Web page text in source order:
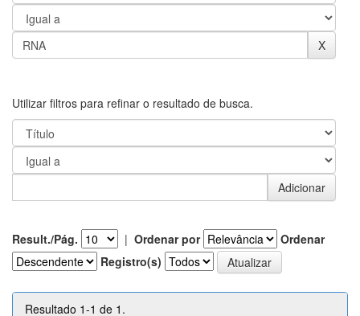
Utilizar filtros para refinar o resultado de busca.
Result./Pág. | Ordenar por
Ordenar
Registro(s)
Resultado 1-1 de 1.